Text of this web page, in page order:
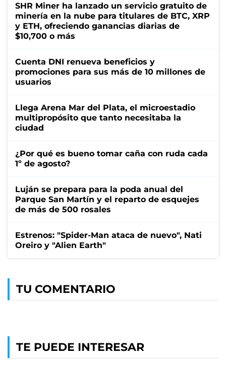
SHR Miner ha lanzado un servicio gratuito de
minería en la nube para titulares de BTC, XRP
y ETH, ofreciendo ganancias diarias de
$10,700 o más
Cuenta DNI renueva beneficios y
promociones para sus más de 10 millones de
usuarios
Llega Arena Mar del Plata, el microestadio
multipropósito que tanto necesitaba la
ciudad
¿Por qué es bueno tomar caña con ruda cada
1º de agosto?
Luján se prepara para la poda anual del
Parque San Martín y el reparto de esquejes
de más de 500 rosales
Estrenos: "Spider-Man ataca de nuevo", Nati
Oreiro y "Alien Earth"
TU COMENTARIO
TE PUEDE INTERESAR